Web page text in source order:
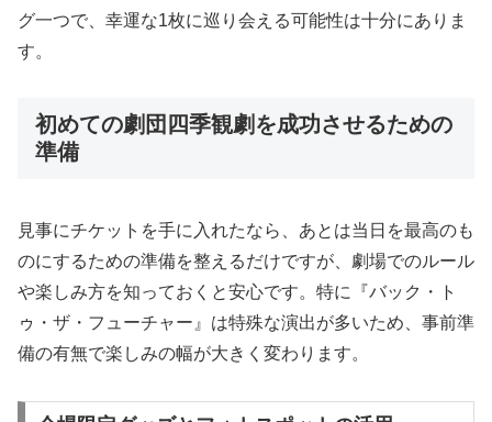
グ一つで、幸運な1枚に巡り会える可能性は十分にありま
す。
初めての劇団四季観劇を成功させるための
準備
見事にチケットを手に入れたなら、あとは当日を最高のも
のにするための準備を整えるだけですが、劇場でのルール
や楽しみ方を知っておくと安心です。特に『バック・ト
ゥ・ザ・フューチャー』は特殊な演出が多いため、事前準
備の有無で楽しみの幅が大きく変わります。